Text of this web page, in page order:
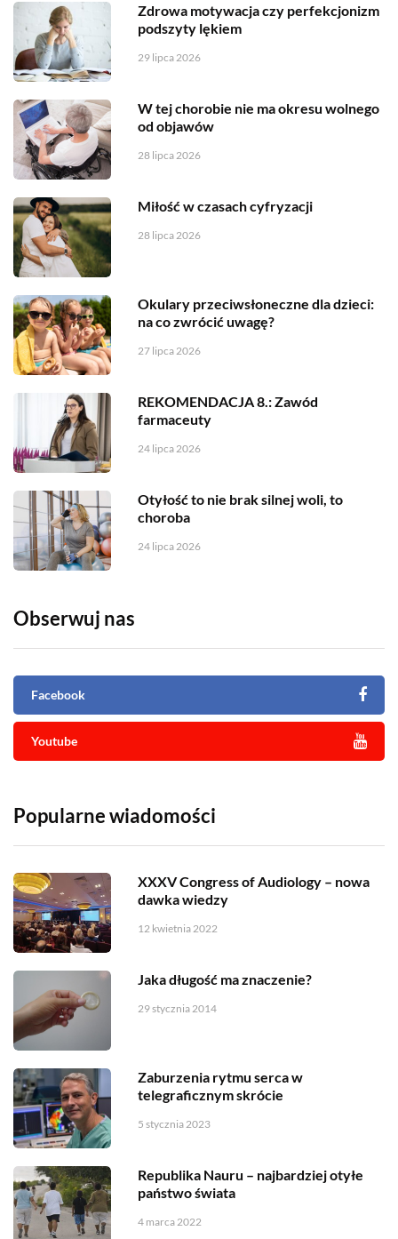
Zdrowa motywacja czy perfekcjonizm
podszyty lękiem
29 lipca 2026
W tej chorobie nie ma okresu wolnego
od objawów
28 lipca 2026
Miłość w czasach cyfryzacji
28 lipca 2026
Okulary przeciwsłoneczne dla dzieci:
na co zwrócić uwagę?
27 lipca 2026
REKOMENDACJA 8.: Zawód
farmaceuty
24 lipca 2026
Otyłość to nie brak silnej woli, to
choroba
24 lipca 2026
Obserwuj nas
Facebook
Youtube
Popularne wiadomości
XXXV Congress of Audiology – nowa
dawka wiedzy
12 kwietnia 2022
Jaka długość ma znaczenie?
29 stycznia 2014
Zaburzenia rytmu serca w
telegraficznym skrócie
5 stycznia 2023
Republika Nauru – najbardziej otyłe
państwo świata
4 marca 2022